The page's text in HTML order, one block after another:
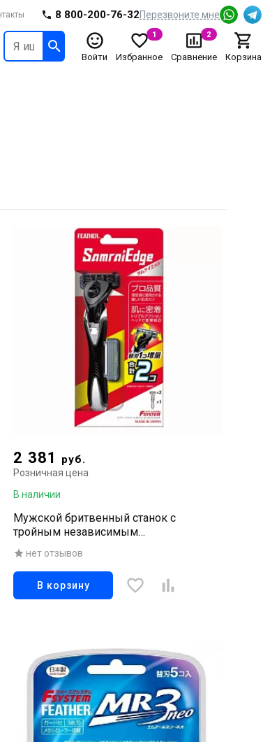
8 800-200-76-32Перезвоните мне
Войти Избранное
1
Сравнение
2
Корзина
2 381 руб.
Розничная цена
В наличии
Мужской бритвенный станок с
тройным независимым
амортизирующим лезвием с защитой
от порезов + 1 кассета
нет отзывов
В корзину